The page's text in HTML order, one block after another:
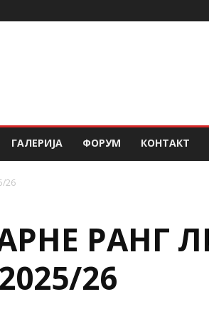
ГАЛЕРИЈА ФОРУМ КОНТАКТ
26
РАНГ
26